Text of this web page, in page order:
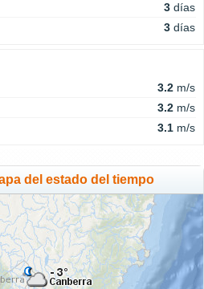
3 días
3 días
3.2 m/s
3.2 m/s
3.1 m/s
del estado del tiempo